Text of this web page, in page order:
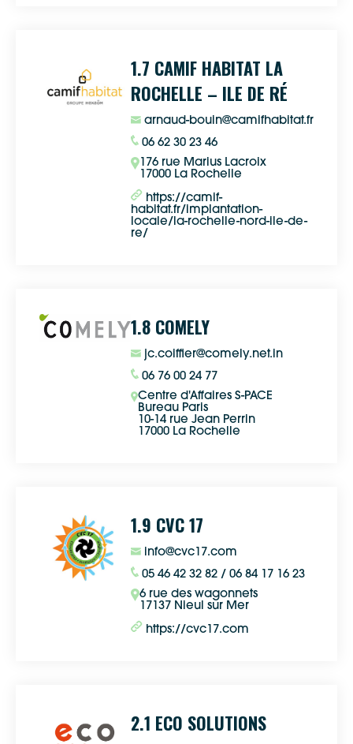
1.7 CAMIF HABITAT LA
ROCHELLE – ILE DE RÉ
arnaud-bouin@camifhabitat.fr
06 62 30 23 46
176 rue Marius Lacroix
17000 La Rochelle
https://camif-
habitat.fr/implantation-
locale/la-rochelle-nord-ile-de-
re/
1.8 COMELY
jc.coiffier@comely.net.in
06 76 00 24 77
Centre d'Affaires S-PACE
Bureau Paris
10-14 rue Jean Perrin
17000 La Rochelle
1.9 CVC 17
info@cvc17.com
05 46 42 32 82 / 06 84 17 16 23
6 rue des wagonnets
17137 Nieul sur Mer
https://cvc17.com
2.1 ECO SOLUTIONS
Google Maps